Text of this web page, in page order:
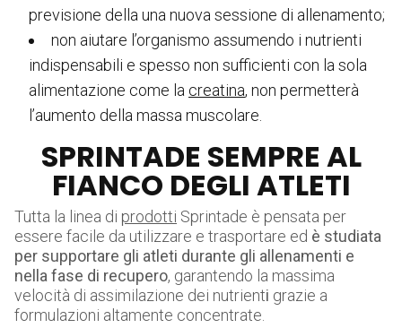
previsione della una nuova sessione di allenamento;
non aiutare l’organismo assumendo i nutrienti
indispensabili e spesso non sufficienti con la sola
alimentazione come la creatina, non permetterà
l’aumento della massa muscolare.
SPRINTADE SEMPRE AL
FIANCO DEGLI ATLETI
Tutta la linea di prodotti Sprintade è pensata per
essere facile da utilizzare e trasportare ed è studiata
per supportare gli atleti durante gli allenamenti e
nella fase di recupero, garantendo la massima
velocità di assimilazione dei nutrienti grazie a
formulazioni altamente concentrate.